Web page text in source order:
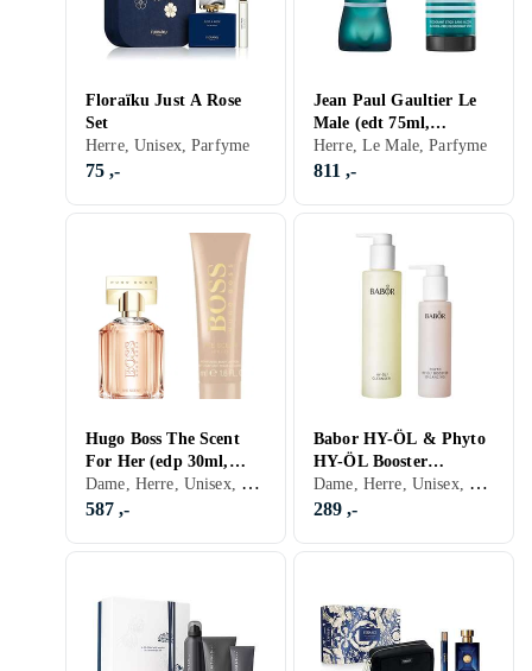
Floraïku Just A Rose
Set
Herre, Unisex, Parfyme
75 ,-
Jean Paul Gaultier Le
Male (edt 75ml,
Deodorant Stick 75ml)
Herre, Le Male, Parfyme
811 ,-
Hugo Boss The Scent
For Her (edp 30ml,
Body Lotion 50ml)
Dame, Herre, Unisex, The Scent, Parfyme, Kroppspleie
587 ,-
Babor HY-ÖL & Phyto
HY-ÖL Booster
Balancing Set 300ml Dame, Herre, Unisex, Sminke, Hudpleie
289 ,-